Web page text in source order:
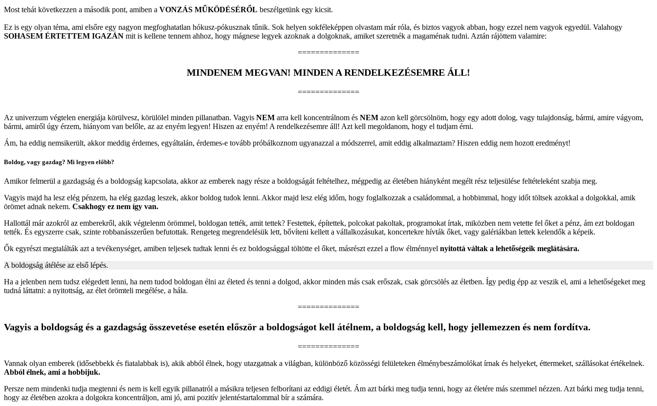
Most tehát következzen a második pont, amiben a VONZÁS MŰKÖDÉSÉRŐL beszélgetünk egy kicsit.
Ez is egy olyan téma, ami elsőre egy nagyon megfoghatatlan hókusz-pókusznak tűnik. Sok helyen sokféleképpen olvastam már róla, és biztos vagyok abban, hogy ezzel nem vagyok egyedül. Valahogy
SOHASEM ÉRTETTEM IGAZÁN mit is kellene tennem ahhoz, hogy mágnese legyek azoknak a dolgoknak, amiket szeretnék a magaménak tudni. Aztán rájöttem valamire:
==============
MINDENEM MEGVAN! MINDEN A RENDELKEZÉSEMRE ÁLL!
==============
Az univerzum végtelen energiája körülvesz, körülölel minden pillanatban. Vagyis NEM arra kell koncentrálnom és NEM azon kell görcsölnöm, hogy egy adott dolog, vagy tulajdonság, bármi, amire vágyom,
bármi, amiről úgy érzem, hiányom van belőle, az az enyém legyen! Hiszen az enyém! A rendelkezésemre áll! Azt kell megoldanom, hogy el tudjam érni.
Ám, ha eddig nemsikerült, akkor meddig érdemes, egyáltalán, érdemes-e tovább próbálkoznom ugyanazzal a módszerrel, amit eddig alkalmaztam? Hiszen eddig nem hozott eredményt!
Boldog, vagy gazdag? Mi legyen előbb?
Amikor felmerül a gazdagság és a boldogság kapcsolata, akkor az emberek nagy része a boldogságát feltételhez, mégpedig az életében hiányként megélt rész teljesülése feltételeként szabja meg.
Vagyis majd ha lesz elég pénzem, ha elég gazdag leszek, akkor boldog tudok lenni. Akkor majd lesz elég időm, hogy foglalkozzak a családommal, a hobbimmal, hogy időt töltsek azokkal a dolgokkal, amik
örömet adnak nekem. Csakhogy ez nem így van.
Hallottál már azokról az emberekről, akik végtelenm örömmel, boldogan tették, amit tettek? Festettek, építettek, polcokat pakoltak, programokat írtak, miközben nem vetette fel őket a pénz, ám ezt boldogan
tették. És egyszerre csak, szinte robbanásszerűen befutottak. Rengeteg megrendelésük lett, bővíteni kellett a vállalkozásukat, koncertekre hívták őket, vagy galériákban lettek kelendők a képeik.
Ők egyrészt megtalálták azt a tevékenységet, amiben teljesek tudtak lenni és ez boldogsággal töltötte el őket, másrészt ezzel a flow élménnyel nyitottá váltak a lehetőségeik meglátására.
A boldogság átélése az első lépés.
Ha a jelenben nem tudsz elégedett lenni, ha nem tudod boldogan élni az életed és tenni a dolgod, akkor minden más csak erőszak, csak görcsölés az életben. Így pedig épp az veszik el, ami a lehetőségeket meg
tudná láttatni: a nyitottság, az élet örömteli megélése, a hála.
==============
Vagyis a boldogság és a gazdagság összevetése esetén először a boldogságot kell átélnem, a boldogság kell, hogy jellemezzen és nem fordítva.
==============
Vannak olyan emberek (idősebbekk és fiatalabbak is), akik abból élnek, hogy utazgatnak a világban, különböző közösségi felületeken élménybeszámolókat írnak és helyeket, éttermeket, szállásokat értékelnek.
Abból élnek, ami a hobbijuk.
Persze nem mindenki tudja megtenni és nem is kell egyik pillanatról a másikra teljesen felborítani az eddigi életét. Ám azt bárki meg tudja tenni, hogy az életére más szemmel nézzen. Azt bárki meg tudja tenni,
hogy az életében azokra a dolgokra koncentráljon, ami jó, ami pozitív jelentéstartalommal bír a számára.